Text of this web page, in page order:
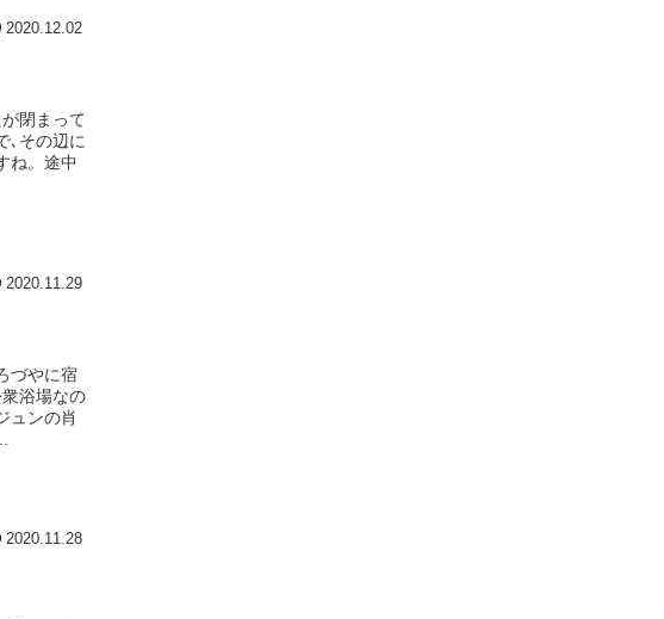
2020.12.02
閉まって
､その辺に
ね。途中
2020.11.29
づやに宿
浴場なの
ュンの肖
2020.11.28